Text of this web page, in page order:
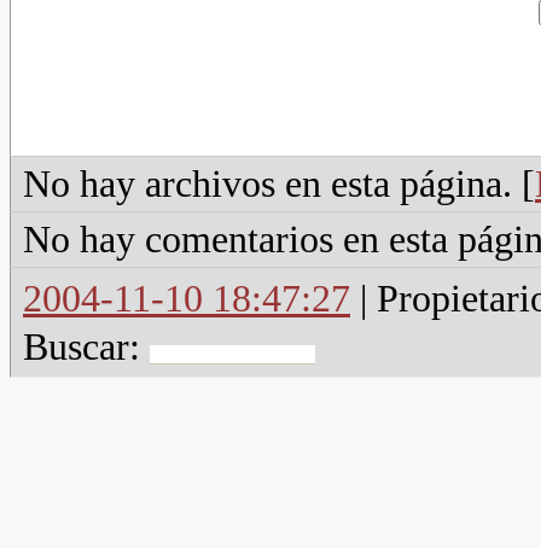
No hay archivos en esta página. [
No hay comentarios en esta
2004-11-10 18:47:27 |
Buscar: